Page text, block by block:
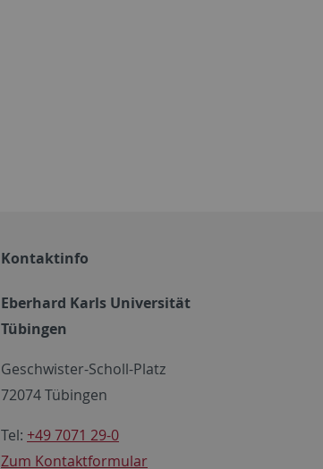
Kontaktinfo
Eberhard Karls Universität
Tübingen
Geschwister-Scholl-Platz
72074 Tübingen
Tel: +49 7071 29-0
Zum Kontaktformular